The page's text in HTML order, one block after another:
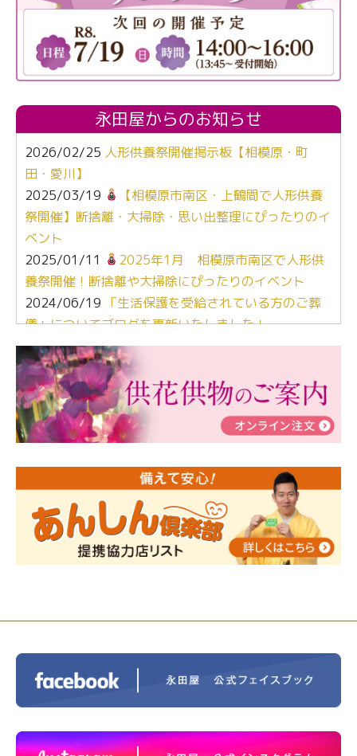
永田屋からのお知らせ
2026/02/25 人形供養祭開催掲示板【相模原・町
田・愛川】
2025/03/19
【相模原市南区・上鶴間で人形供養
祭開催】断捨離・大掃除・思い出整理にぴったりのイ
ベント
2025/01/11
2025年1月 相模原市南区で人形供
養祭開催！断捨離や大掃除にぴったりのイベント
2024/06/19 「生活保護を受給されている方のご葬
儀」についてブログを更新いたしました！
2024/03/06【終活なるほど教室】「マンガで学
ぶ！はじめてのお葬式」小さな家族葬ハウス®町田成
瀬 ご参加ありがとうございました！
2024/01/19令和6年能登半島地震災害の寄付のご報
告
人形供養 寄付のご報告
2023/12/16終活なるほど教室＠小さな家族葬ハウ
ス®上鶴間 エンディングノートを書いてみよう！
2023/11/29 永田屋創業110周年記念式典 レンブラ
ントホテル東京町田